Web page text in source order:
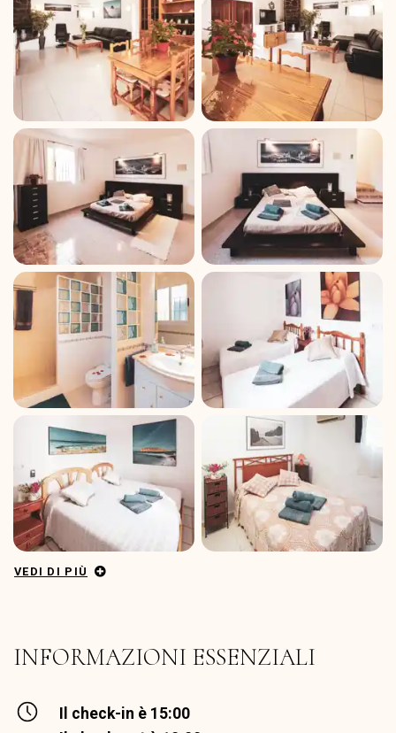
VEDI DI PIÙ
INFORMAZIONI ESSENZIALI
Il check-in è 15:00